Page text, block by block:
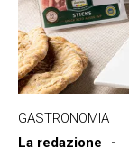
GASTRONOMIA
La redazione